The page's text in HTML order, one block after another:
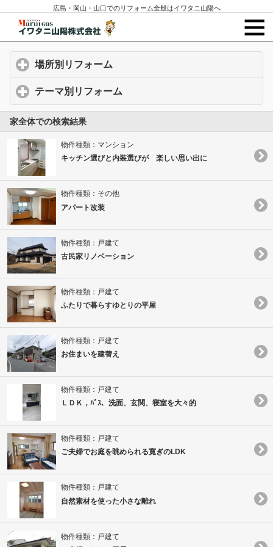
広島・岡山・山口でのリフォーム全般はイワタニ山陽へ
場所別リフォーム
テーマ別リフォーム
家全体での検索結果
物件種類：マンション
キッチン選びと内装選びが 楽しい思い出に
物件種類：その他
アパート改装
物件種類：戸建て
古民家リノベーション
物件種類：戸建て
ふたりで暮らすゆとりの平屋
物件種類：戸建て
お住まいを建替え
物件種類：戸建て
ＬＤＫ，ﾊﾞｽ、洗面、玄関、寝室を大々的
物件種類：戸建て
ご夫婦でお庭を眺められる寛ぎのLDK
物件種類：戸建て
自然素材を使った小さな離れ
物件種類：戸建て